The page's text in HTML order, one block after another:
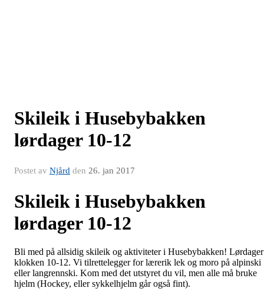
Skileik i Husebybakken
lørdager 10-12
Postet av Njård den 26. jan 2017
Skileik i Husebybakken
lørdager 10-12
Bli med på allsidig skileik og aktiviteter i Husebybakken! Lørdager
klokken 10-12. Vi tilrettelegger for lærerik lek og moro på alpinski
eller langrennski. Kom med det utstyret du vil, men alle må bruke
hjelm (Hockey, eller sykkelhjelm går også fint).